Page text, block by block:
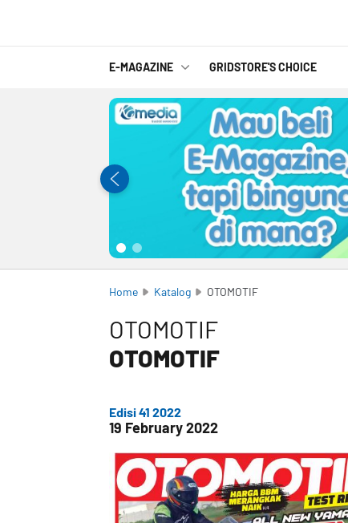
E-MAGAZINE GRIDSTORE'S CHOICE
Home Katalog OTOMOTIF
OTOMOTIF
OTOMOTIF
Edisi 41 2022
19 February 2022